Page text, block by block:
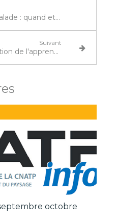
Jours enfant malade : quand et comment vos salariés peuvent-ils s’absenter ?
Suivant
Campagne de valorisation de l'apprentissage
octobre